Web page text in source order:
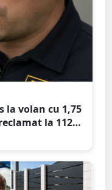
la volan cu 1,75
la 112